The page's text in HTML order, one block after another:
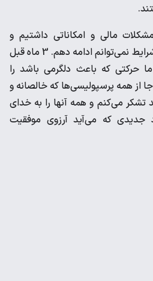
مالی و امکاناتی داشتیم و
متأسفانه باید بگویم با این شرایط نمی‌توانم ادامه دهم. 3 ماه قبل
حرکتی که باعث دلگرمی باشد را
از همه پرسپولیسی‌ها که خالصانه و
تشکر می‌کنم و همه آنها را به خدای
جدیدی که می‌آید آرزوی موفقیت